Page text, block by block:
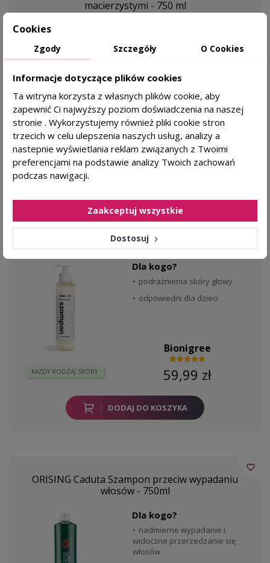
macierzystymi - 750 ml
KAŻDY RODZAJ SKÓRY
wypadanie włosów i utrata
gęstości
ochrona przeciwstarzeniowa
komórkami macierzystymi
Orising
245,00 zł
DODAJ DO KOSZYKA
BIONIGREE Szampon do włosów - 250ml
KAŻDY RODZAJ SKÓRY
Dla kogo?
podrażnienia skóry głowy
odpowiedni dla dzieci
Bionigree
59,99 zł
DODAJ DO KOSZYKA
favorite_border
ORISING Caduta Szampon przeciw wypadaniu
włosów - 750ml
Dla kogo?
nadmierne wypadanie i
widoczne przerzedzanie się
włosów
favorite_border
Cookies
Zgody Szczegóły O Cookies
Informacje dotyczące plików cookies
Ta witryna korzysta z własnych plików cookie, aby
zapewnić Ci najwyższy poziom doświadczenia na naszej
stronie . Wykorzystujemy również pliki cookie stron
trzecich w celu ulepszenia naszych usług, analizy a
nastepnie wyświetlania reklam związanych z Twoimi
preferencjami na podstawie analizy Twoich zachowań
podczas nawigacji.
Dostosuj
Zaakceptuj wszystkie